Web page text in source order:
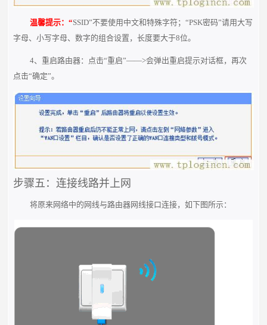
温馨提示：“SSID”不要使用中文和特殊字符；“PSK密码”请用大写
字母、小写字母、数字的组合设置，长度要大于8位。
4、重启路由器：点击“重启”——>会弹出重启提示对话框，再次
点击“确定”。
步骤五：连接线路并上网
将原来网络中的网线与路由器网线接口连接，如下图所示：